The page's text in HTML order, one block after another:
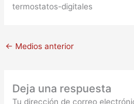
termostatos-digitales
← Medios anterior
Deja una respuesta
Tu dirección de correo